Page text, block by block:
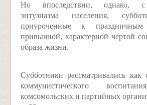
Но впоследствии, однако, с
энтузиазма населения,
приуроченные к
привычной, характерной чертой
образа жизни.
Субботники рассматривались как
коммунистического
комсомольских и партийных